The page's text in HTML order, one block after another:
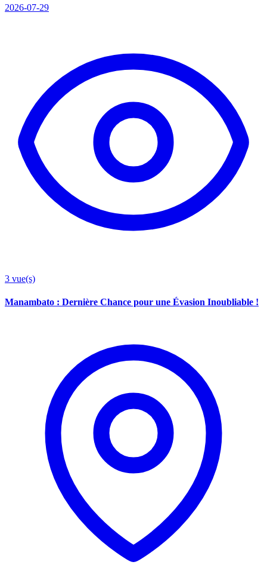
2026-07-29
3 vue(s)
Manambato : Dernière Chance pour une Évasion Inoubliable !